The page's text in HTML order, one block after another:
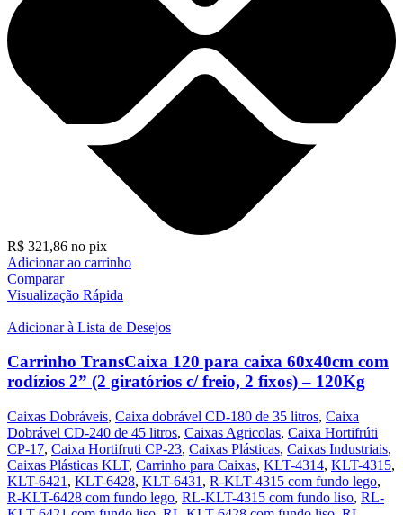
R$ 321,86 no pix
Adicionar ao carrinho
Comparar
Visualização Rápida
Adicionar à Lista de Desejos
Carrinho TransCaixa 120 para caixa 60x40cm com
rodízios 2” (2 giratórios c/ freio, 2 fixos) – 120Kg
Caixas Dobráveis, Caixa dobrável CD-180 de 35 litros, Caixa
Dobrável CD-240 de 45 litros, Caixas Agricolas, Caixa Hortifrúti
CP-17, Caixa Hortifruti CP-23, Caixas Plásticas, Caixas Industriais,
Caixas Plásticas KLT, Carrinho para Caixas, KLT-4314, KLT-4315,
KLT-6421 , KLT-6428, KLT-6431 , R-KLT-4315 com fundo lego,
R-KLT-6428 com fundo lego, RL-KLT-4315 com fundo liso, RL-